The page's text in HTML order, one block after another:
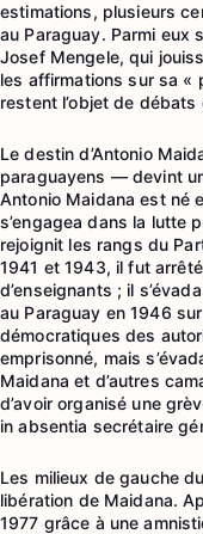
estimations, plusieurs
au Paraguay. Parmi eux
Josef Mengele, qui
les affirmations sur sa «
restent l’objet de
Le destin d’Antonio
paraguayens — devint
Antonio Maidana est né
s’engagea dans la lutte
rejoignit les rangs du
1941 et 1943, il fut
d’enseignants ; il
au Paraguay en 1946
démocratiques des
emprisonné, mais
Maidana et d’autres
d’avoir organisé une
in absentia secrétaire
Les milieux de gauche
libération de Maidana.
1977 grâce à une